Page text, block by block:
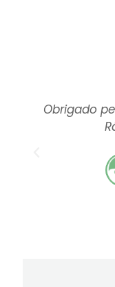
Obrigado